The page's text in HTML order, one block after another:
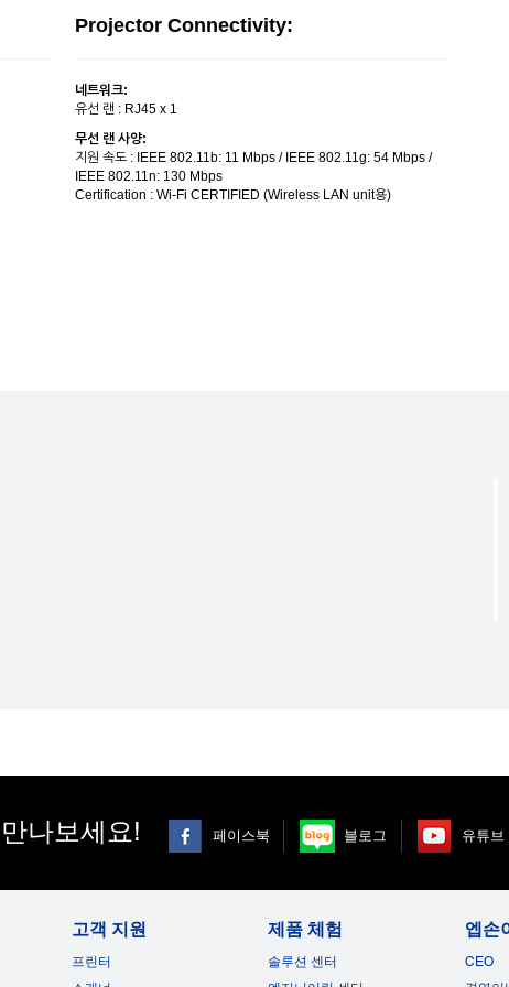
Projector Connectivity:
네트워크:
유선 랜 : RJ45 x 1
무선 랜 사양:
지원 속도 : IEEE 802.11b: 11 Mbps / IEEE 802.11g: 54 Mbps /
IEEE 802.11n: 130 Mbps
Certification : Wi-Fi CERTIFIED (Wireless LAN unit용)
광원:
Lamp
수명:
LCD:
16:10
픽셀 수:
나보세요! 페이스북 블로그 유튜브
고객 지원
프린터
제품 체험
솔루션 센터
엡손
CEO